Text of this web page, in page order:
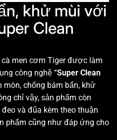
khử mùi với
Clean
cà men cơm Tiger được làm
công nghệ “Super Clean
mòn, chống bám bẩn, khử
chỉ vậy, sản phẩm còn
và đũa kèm theo thuận
phẩm cũng như đáp ứng cho